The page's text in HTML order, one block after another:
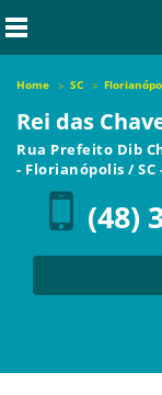
Home SC
Rei das
Rua Prefeito Dib
- Florianópolis /SC
(48)